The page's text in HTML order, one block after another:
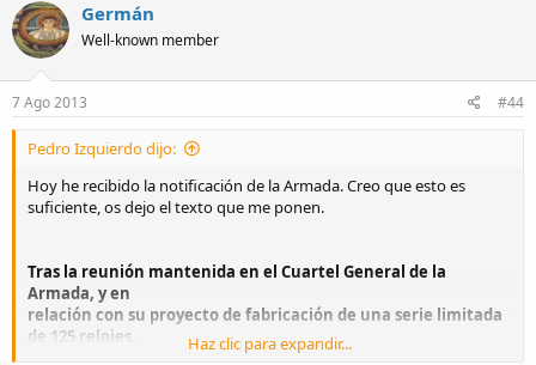
Germán
Well-known member
7 Ago 2013 #44
Pedro Izquierdo dijo:
Hoy he recibido la notificación de la Armada. Creo que esto es
suficiente, os dejo el texto que me ponen.
Tras la reunión mantenida en el Cuartel General de la
Armada, y en
relación con su proyecto de fabricación de una serie limitada
de 125 relojes,
conmemorativos del 125 aniversario de la botadura del
Haz clic para expandir...